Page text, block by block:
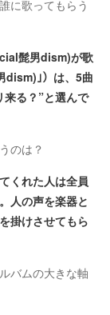
に歌ってもらう
髭男dism)が歌
｣）は、5曲
来る？”と選んで
のは？
くれた人は全員
人の声を楽器と
掛けさせてもら
バムの大きな軸